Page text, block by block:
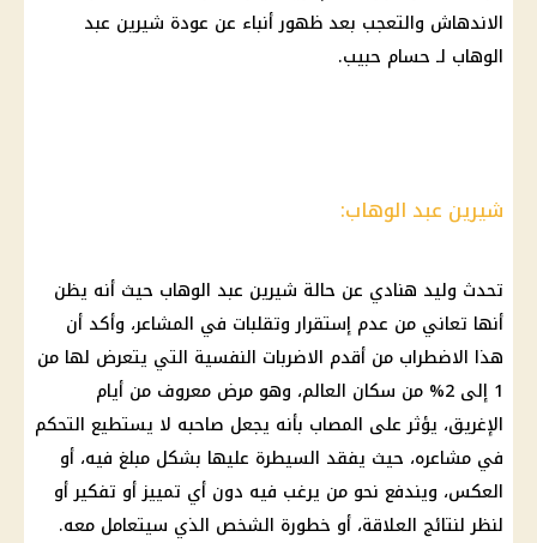
الاندهاش والتعجب بعد ظهور أنباء عن عودة شيرين عبد
الوهاب لـ حسام حبيب.
شيرين عبد الوهاب:
تحدث وليد هنادي عن حالة شيرين عبد الوهاب حيث أنه يظن
أنها تعاني من عدم إستقرار وتقلبات في المشاعر، وأكد أن
هذا الاضطراب من أقدم الاضربات النفسية التي يتعرض لها من
1 إلى 2% من سكان العالم، وهو مرض معروف من أيام
الإغريق، يؤثر على المصاب بأنه يجعل صاحبه لا يستطيع التحكم
في مشاعره، حيث يفقد السيطرة عليها بشكل مبلغ فيه، أو
العكس، ويندفع نحو من يرغب فيه دون أي تمييز أو تفكير أو
لنظر لنتائج العلاقة، أو خطورة الشخص الذي سيتعامل معه.